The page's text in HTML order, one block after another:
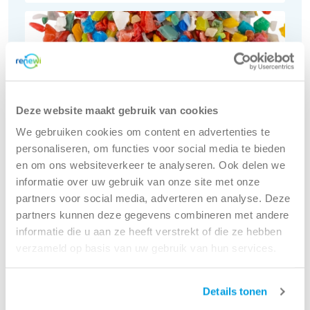
Deze website maakt gebruik van cookies
We gebruiken cookies om content en advertenties te
personaliseren, om functies voor social media te bieden
en om ons websiteverkeer te analyseren. Ook delen we
informatie over uw gebruik van onze site met onze
partners voor social media, adverteren en analyse. Deze
partners kunnen deze gegevens combineren met andere
informatie die u aan ze heeft verstrekt of die ze hebben
verzameld op basis van uw gebruik van hun services.
Details tonen
PP/PE (polypropyleen/polyethyleen)
Kies uit onze variaties